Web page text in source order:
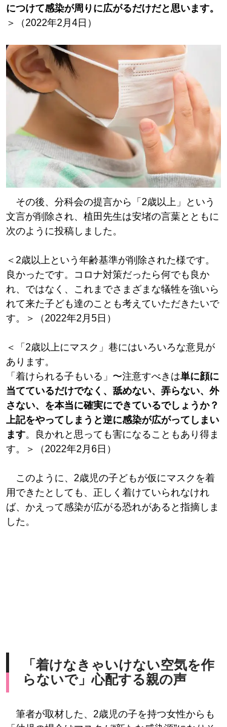
につけて感染が周りに広がるだけだと思います。
＞（2022年2月4日）
その後、分科会の提言から「2歳以上」という
文言が削除され、植田先生は安堵の言葉とともに
次のように投稿しました。
＜2歳以上という年齢基準が削除された様です。
良かったです。コロナ対策だったら何でも良か
れ、ではなく、これまでさまざまな犠牲を強いら
れて来た子ども達のことも考えていただきたいで
す。＞（2022年2月5日）
＜「2歳以上にマスク」巷にはいろいろな意見が
あります。
「着けられる子もいる」〜注意すべきは単に顔に
当てているだけでなく、舐めない、弄らない、外
さない、を本当に確実にできているでしょうか？
上記をやってしまうと逆に感染が広がってしまい
ます。良かれと思っても害になることもあり得ま
す。＞（2022年2月6日）
このように、2歳児の子どもが仮にマスクを着
用できたとしても、正しく着けていられなけれ
ば、かえって感染が広がる恐れがあると指摘しま
した。
「着けなきゃいけない空気を作
らないで」心配する親の声
筆者が取材した、2歳児の子を持つ女性からも